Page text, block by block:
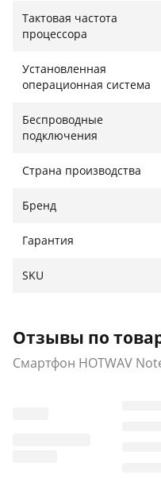
Тактовая частота
процессора
Установленная
операционная система
Беспроводные
подключения
Страна производства
Бренд
Гарантия
SKU
Отзывы по
Смартфон HOTWAV